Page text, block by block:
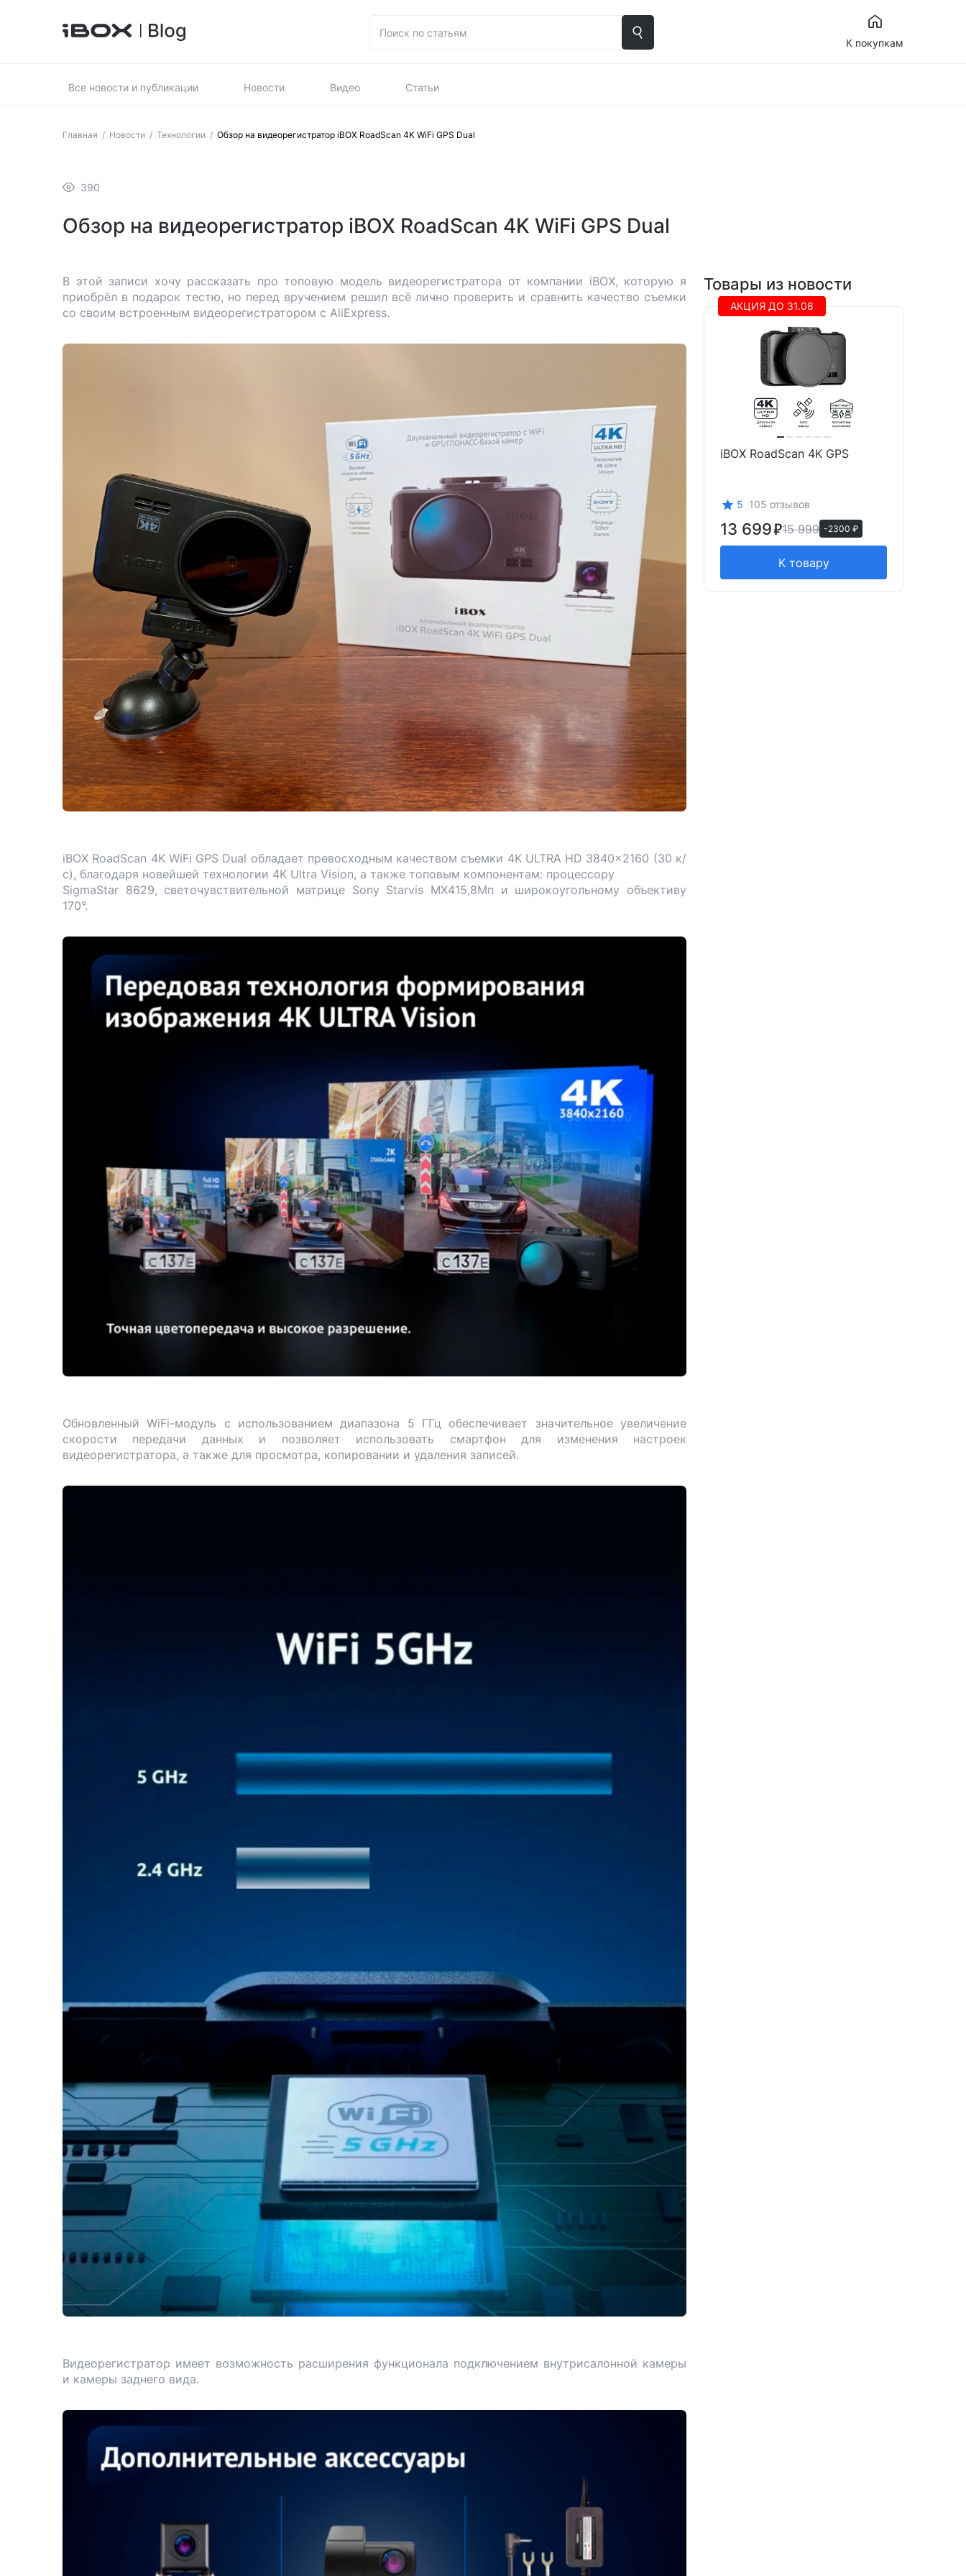
К покупкам
Все новости и публикации Новости Видео Статьи
Главная / Новости / Технологии / Обзор на видеорегистратор iBOX RoadScan 4K WiFi GPS Dual
390
Обзор на видеорегистратор iBOX RoadScan 4K WiFi GPS Dual
В этой записи хочу рассказать про топовую модель видеорегистратора от компании iBOX, которую я
приобрёл в подарок тестю, но перед вручением решил всё лично проверить и сравнить качество съемки
со своим встроенным видеорегистратором с AliExpress.
iBOX RoadScan 4K WiFi GPS Dual обладает превосходным качеством съемки 4K ULTRA HD 3840×2160 (30 к/
с), благодаря новейшей технологии 4K Ultra Vision, а также топовым компонентам: процессору
SigmaStar 8629, светочувствительной матрице Sony Starvis MX415,8Мп и широкоугольному объективу
170°.
Обновленный WiFi-модуль с использованием диапазона 5 ГГц обеспечивает значительное увеличение
скорости передачи данных и позволяет использовать смартфон для изменения настроек
видеорегистратора, а также для просмотра, копировании и удаления записей.
Видеорегистратор имеет возможность расширения функционала подключением внутрисалонной камеры
и камеры заднего вида.
Товары из новости
АКЦИЯ ДО 31.08
iBOX RoadScan 4K GPS
5 105 отзывов
13 699 15 999 -2300 ₽
К товару